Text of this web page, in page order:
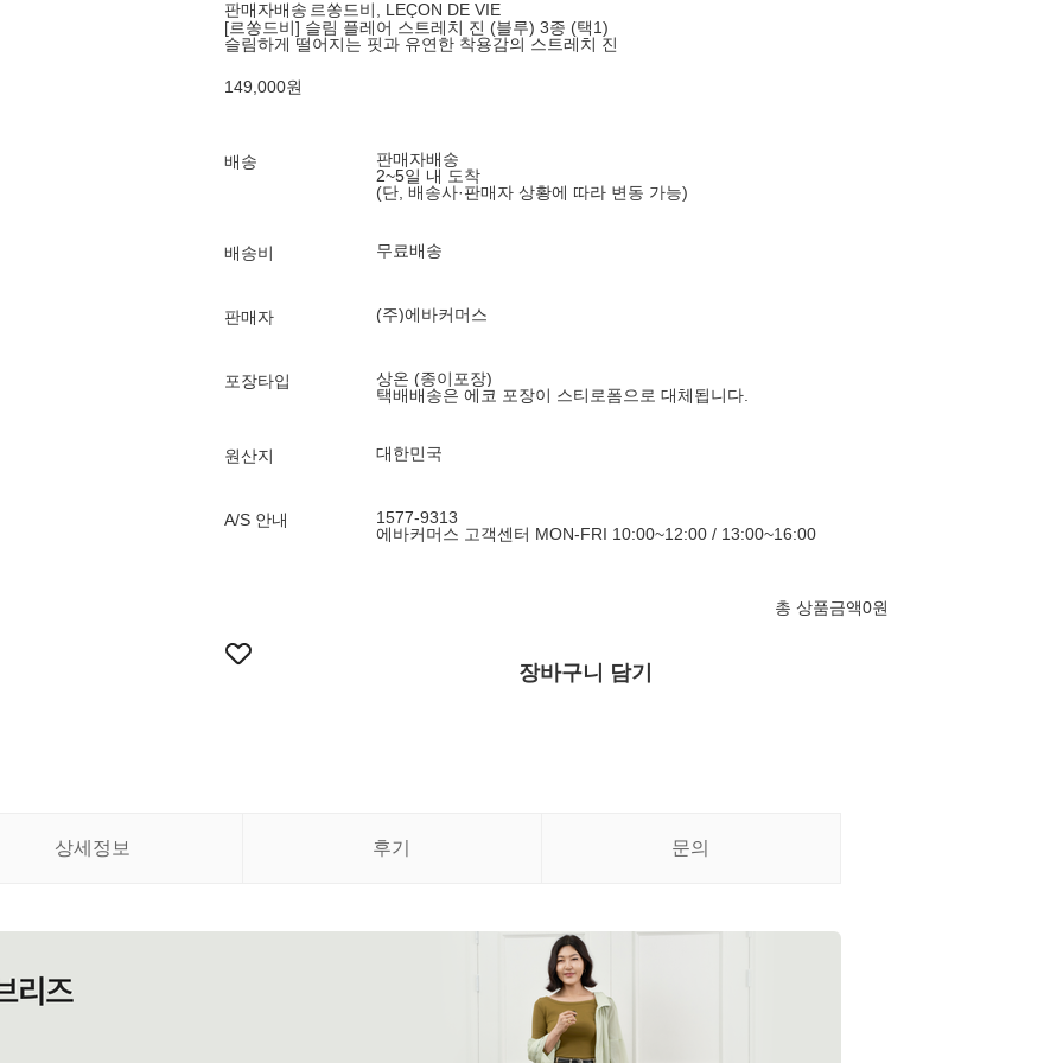
판매자배송 르쏭드비, LEÇON DE VIE
[르쏭드비] 슬림 플레어 스트레치 진 (블루) 3종 (택1)
슬림하게 떨어지는 핏과 유연한 착용감의 스트레치 진
149,000원
배송
판매자배송
2~5일 내 도착
(단, 배송사·판매자 상황에 따라 변동 가능)
배송비 무료배송
판매자 (주)에바커머스
포장타입
상온 (종이포장)
택배배송은 에코 포장이 스티로폼으로 대체됩니다.
원산지 대한민국
A/S 안내
1577-9313
에바커머스 고객센터 MON-FRI 10:00~12:00 / 13:00~16:00
총 상품금액0원
장바구니 담기
상세정보 후기 문의